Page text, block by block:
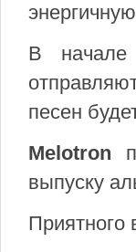
В начале
песен
Melotron
выпуску
Приятного